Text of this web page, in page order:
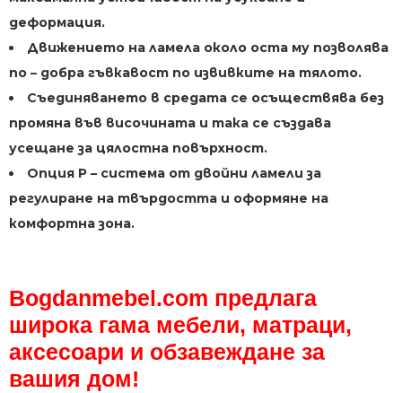
деформация.
Движението на ламела около оста му позволява
по – добра гъвкавост по извивките на тялото.
Съединяването в средата се осъществява без
промяна във височината и така се създава
усещане за цялостна повърхност.
Oпция Р – система от двойни ламели за
регулиране на твърдостта и оформяне на
комфортна зона.
Bogdanmebel.com предлага
широка гама мебели, матраци,
аксесоари и обзавеждане за
вашия дом!